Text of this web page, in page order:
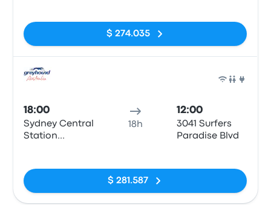
$ 274.035
18:00
Sydney Central
Station
18h
12:00
3041 Surfers
Paradise Blvd
$ 281.587